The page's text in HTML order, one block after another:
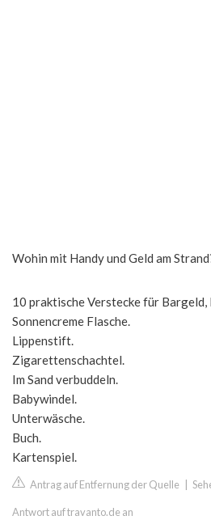
Wohin mit Handy und Geld am
10 praktische Verstecke für Bargeld,
Sonnencreme Flasche.
Lippenstift.
Zigarettenschachtel.
Im Sand verbuddeln.
Babywindel.
Unterwäsche.
Buch.
Kartenspiel.
Antrag auf Entfernung der Quelle
Antwort auf travanto.de an